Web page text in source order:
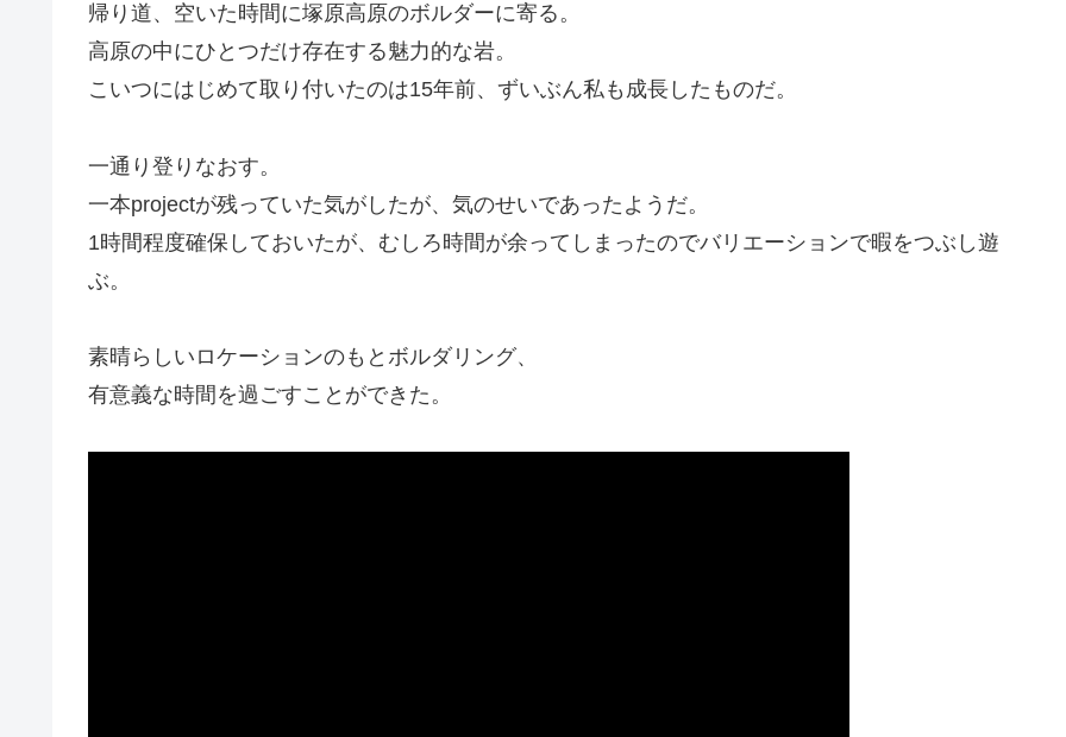
帰り道、空いた時間に塚原高原のボルダーに寄る。
高原の中にひとつだけ存在する魅力的な岩。
こいつにはじめて取り付いたのは15年前、ずいぶん私も成長したものだ。
一通り登りなおす。
一本projectが残っていた気がしたが、気のせいであったようだ。
1時間程度確保しておいたが、むしろ時間が余ってしまったのでバリエーションで暇をつぶし遊
ぶ。
素晴らしいロケーションのもとボルダリング、
有意義な時間を過ごすことができた。